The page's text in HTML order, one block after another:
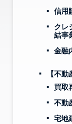
信用
クレ
結事
金融
【不動
買取
不動
宅地